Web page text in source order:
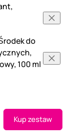
do
100 ml
Kup zestaw